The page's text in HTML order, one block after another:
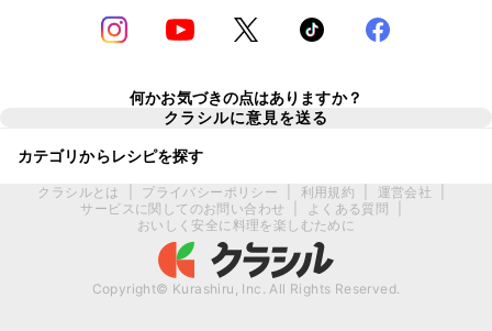
何かお気づきの点はありますか？
クラシルに意見を送る
カテゴリからレシピを探す
クラシルとは プライバシーポリシー 利用規約 運営会社
サービスに関してのお問い合わせ
よくある質問
おいしく安全に料理を楽しむために
Copyright© Kurashiru, Inc. All Rights Reserved.